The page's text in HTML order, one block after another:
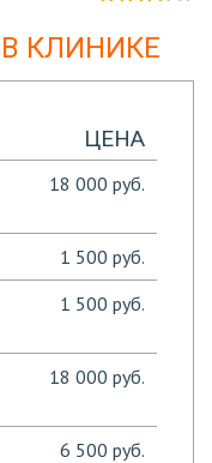
КЛИНИКЕ
ЦЕНА
18 000 руб.
1 500 руб.
1 500 руб.
18 000 руб.
6 500 руб.